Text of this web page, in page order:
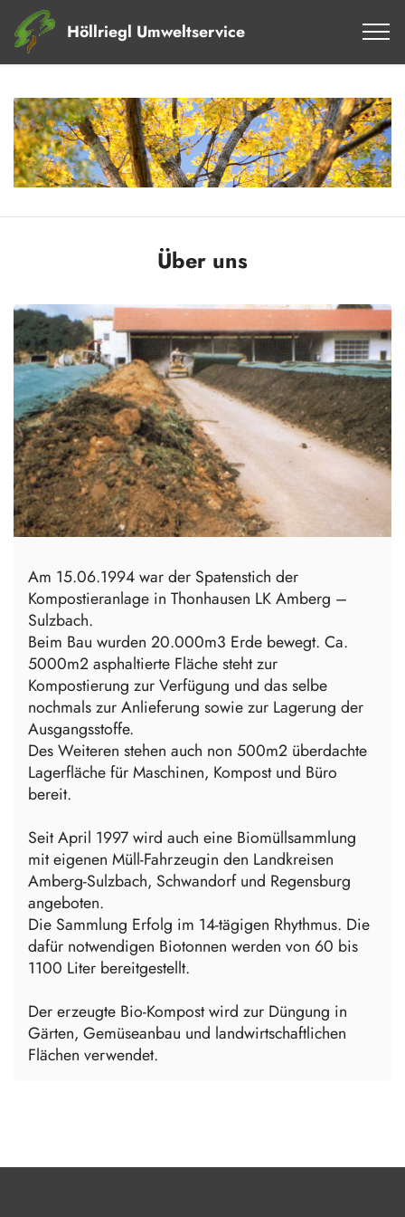
Höllriegl Umweltservice
Über uns
Am 15.06.1994 war der Spatenstich der
Kompostieranlage in Thonhausen LK Amberg –
Sulzbach.
Beim Bau wurden 20.000m3 Erde bewegt. Ca.
5000m2 asphaltierte Fläche steht zur
Kompostierung zur Verfügung und das selbe
nochmals zur Anlieferung sowie zur Lagerung der
Ausgangsstoffe.
Des Weiteren stehen auch non 500m2 überdachte
Lagerfläche für Maschinen, Kompost und Büro
bereit.
Seit April 1997 wird auch eine Biomüllsammlung
mit eigenen Müll-Fahrzeugin den Landkreisen
Amberg-Sulzbach, Schwandorf und Regensburg
angeboten.
Die Sammlung Erfolg im 14-tägigen Rhythmus. Die
dafür notwendigen Biotonnen werden von 60 bis
1100 Liter bereitgestellt.
Der erzeugte Bio-Kompost wird zur Düngung in
Gärten, Gemüseanbau und landwirtschaftlichen
Flächen verwendet.